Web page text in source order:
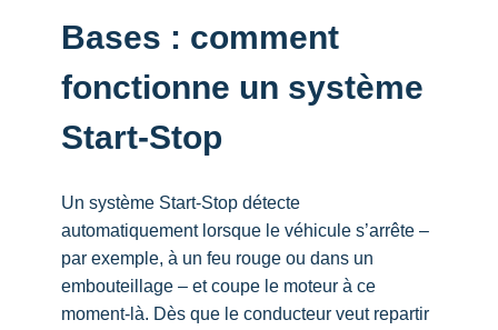
Bases : comment
fonctionne un système
Start-Stop
Un système Start-Stop détecte
automatiquement lorsque le véhicule s’arrête –
par exemple, à un feu rouge ou dans un
embouteillage – et coupe le moteur à ce
moment-là. Dès que le conducteur veut repartir